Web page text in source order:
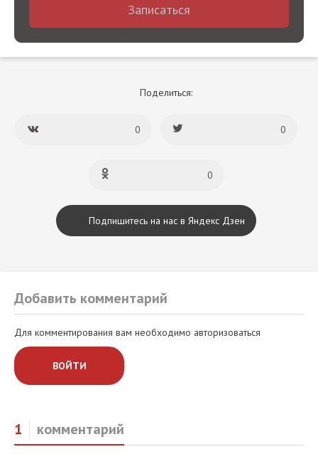
Записаться
Поделиться:
0 0
0
Подпишитесь на нас в Яндекс Дзен
Добавить комментарий
Для комментирования вам необходимо авторизоваться
ВОЙТИ
1 комментарий